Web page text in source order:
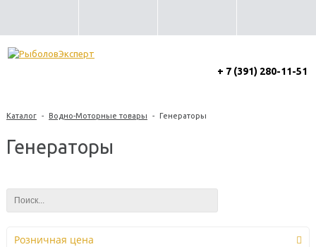
+ 7 (391) 280-11-51
Каталог - Водно-Моторные товары - Генераторы
Генераторы
Розничная цена